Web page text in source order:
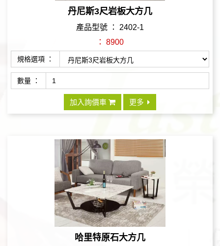
丹尼斯3尺岩板大方几
產品型號 ： 2402-1
： 8900
規格選項 ：
數量 ：
加入詢價車 更多
哈里特原石大方几